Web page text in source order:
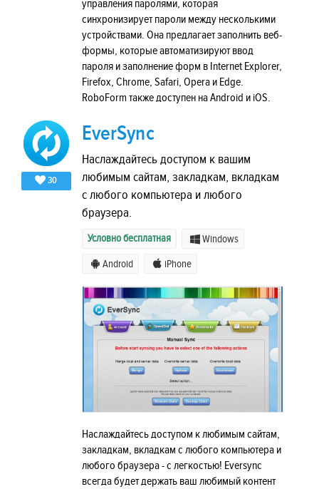
управления паролями, которая
синхронизирует пароли между несколькими
устройствами. Она предлагает заполнить веб-
формы, которые автоматизируют ввод
пароля и заполнение форм в Internet Explorer,
Firefox, Chrome, Safari, Opera и Edge.
RoboForm также доступен на Android и iOS.
30
EverSync
Наслаждайтесь доступом к вашим
любимым сайтам, закладкам, вкладкам
с любого компьютера и любого
браузера.
Условно бесплатная Windows
Android iPhone
Наслаждайтесь доступом к любимым сайтам,
закладкам, вкладкам с любого компьютера и
любого браузера - с легкостью! Eversync
всегда будет держать ваш любимый контент